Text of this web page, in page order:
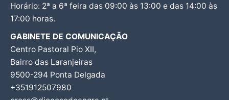
Horário: 2ª a 6ª feira das 09:00 às 13:00 e das 14:00 às
17:00 horas.
GABINETE DE COMUNICAÇÃO
Centro Pastoral Pio XII,
Bairro das Laranjeiras
9500-294 Ponta Delgada
+351912507980